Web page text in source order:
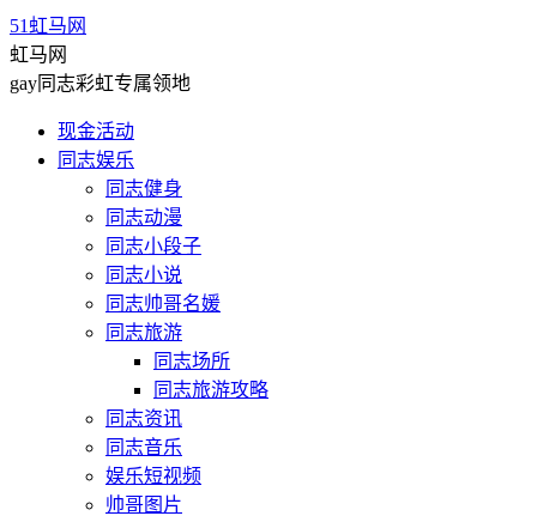
51虹马网
虹马网
gay同志彩虹专属领地
现金活动
同志娱乐
同志健身
同志动漫
同志小段子
同志小说
同志帅哥名媛
同志旅游
同志场所
同志旅游攻略
同志资讯
同志音乐
娱乐短视频
帅哥图片